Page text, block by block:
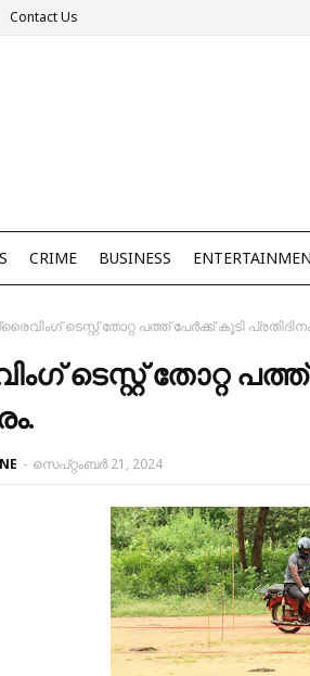
Contact Us
CRIME BUSINESS
ടെസ്റ്റ് തോറ്റ പത്ത് പേർക്ക് കൂടി
ടെസ്റ്റ് തോറ്റ പത്ത്
- സെപ്റ്റംബർ 21, 2024